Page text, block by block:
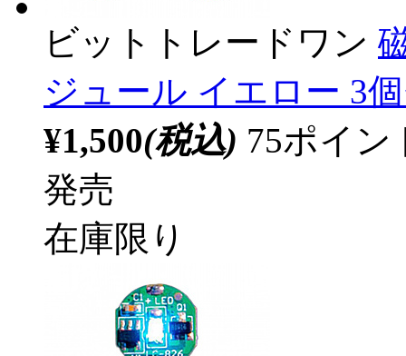
ビットトレードワン
ジュール イエロー 3
¥1,500(税込) 75ポイ
発売
在庫限り